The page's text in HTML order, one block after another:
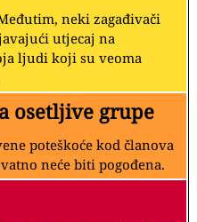
neki zagađivači
utjecaj na
ljudi koji su veoma
osetljive grupe
poteškoće kod članova
neće biti pogođena.